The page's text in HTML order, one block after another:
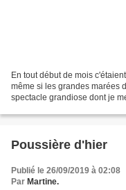
En tout début de mois
même si les grandes marées
spectacle grandiose dont je
Poussière d'hier
Publié le 26/09/2019 à 02:08
Par Martine.